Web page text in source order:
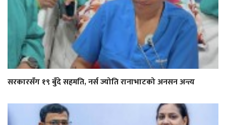
सरकारसँग १९ बुँदे सहमति, नर्स ज्योति रानाभाटको अनसन अन्त्य